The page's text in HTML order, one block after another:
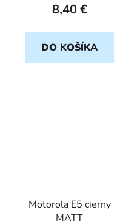
8,40 €
DO KOŠÍKA
Motorola E5 cierny
MATT